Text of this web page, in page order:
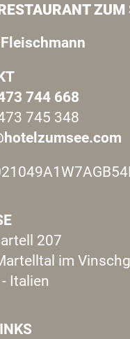
ZUM
744 668
745 348
207
im
Italien